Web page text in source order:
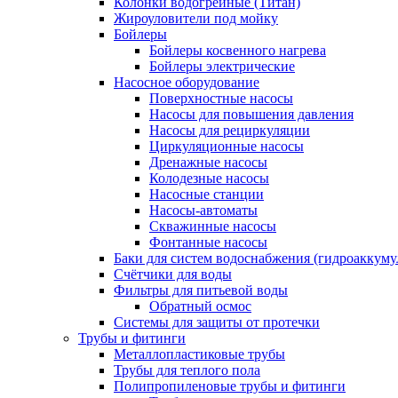
Жироуловители под мойку
Бойлеры
Бойлеры косвенного нагрева
Бойлеры электрические
Насосное оборудование
Поверхностные насосы
Насосы для повышения давления
Насосы для рециркуляции
Циркуляционные насосы
Дренажные насосы
Колодезные насосы
Насосные станции
Насосы-автоматы
Скважинные насосы
Фонтанные насосы
Баки для систем водоснабжения
Счётчики для воды
Фильтры для питьевой воды
Обратный осмос
Системы для защиты от протечки
Трубы и фитинги
Металлопластиковые трубы
Трубы для теплого пола
Полипропиленовые трубы и фитинги